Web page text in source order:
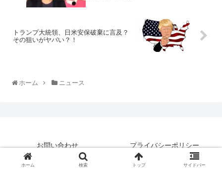
トランプ大統領、日米安保破棄に言及？
その狙いがヤバい？！
ホーム ニュース
お問い合わせ
プライバシーポリシー
© 2019 はいえんどとぴっくす.
ホーム 検索 トップ サイドバー